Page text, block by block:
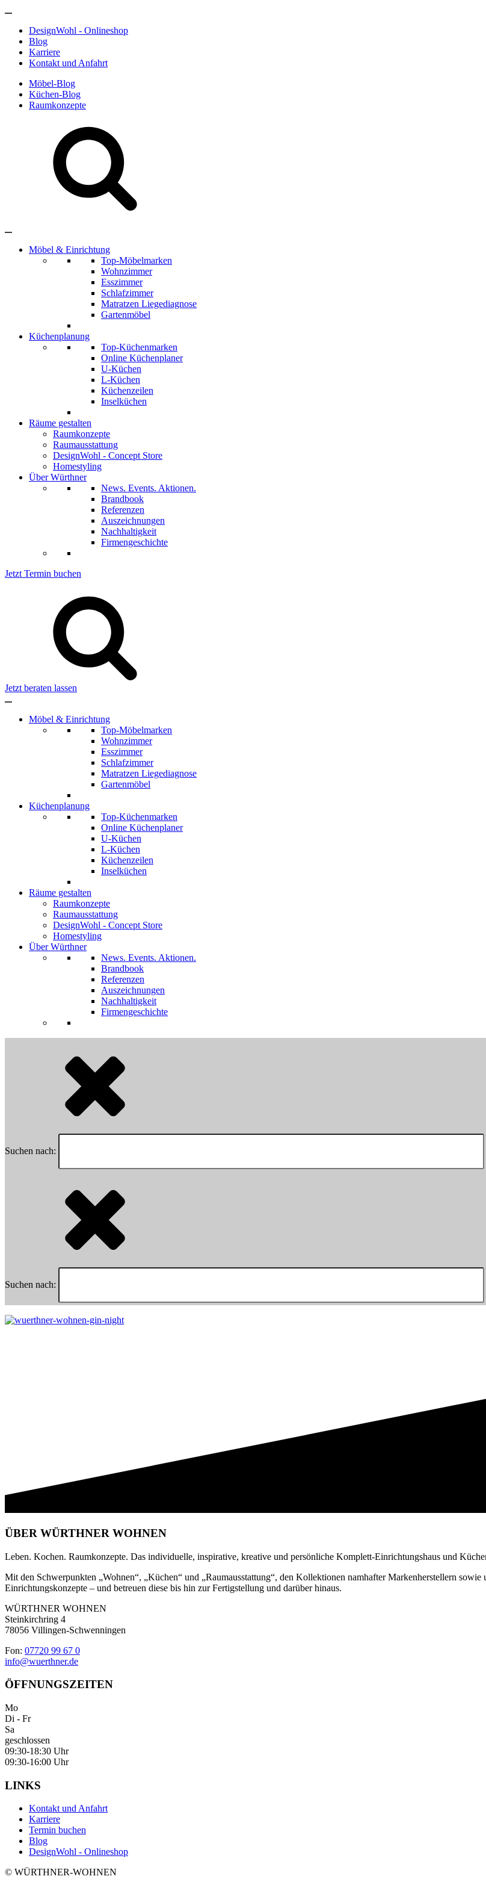
DesignWohl - Onlineshop
Blog
Karriere
Kontakt und Anfahrt
Möbel-Blog
Küchen-Blog
Raumkonzepte
Möbel & Einrichtung
Top-Möbelmarken
Wohnzimmer
Esszimmer
Schlafzimmer
Matratzen Liegediagnose
Gartenmöbel
Küchenplanung
Top-Küchenmarken
Online Küchenplaner
U-Küchen
L-Küchen
Küchenzeilen
Inselküchen
Räume gestalten
Raumkonzepte
Raumausstattung
DesignWohl - Concept Store
Homestyling
Über Würthner
News. Events. Aktionen.
Brandbook
Referenzen
Auszeichnungen
Nachhaltigkeit
Firmengeschichte
Jetzt Termin buchen
Jetzt beraten lassen
Möbel & Einrichtung
Top-Möbelmarken
Wohnzimmer
Esszimmer
Schlafzimmer
Matratzen Liegediagnose
Gartenmöbel
Küchenplanung
Top-Küchenmarken
Online Küchenplaner
U-Küchen
L-Küchen
Küchenzeilen
Inselküchen
Räume gestalten
Raumkonzepte
Raumausstattung
DesignWohl - Concept Store
Homestyling
Über Würthner
News. Events. Aktionen.
Brandbook
Referenzen
Auszeichnungen
Nachhaltigkeit
Firmengeschichte
Suchen nach:
Suchen nach:
ÜBER WÜRTHNER WOHNEN
Leben. Kochen. Raumkonzepte. Das individuelle, inspirative, kreative und persönliche Komplett-Einrichtungshaus und
Mit den Schwerpunkten „Wohnen“, „Küchen“ und „Raumausstattung“, den Kollektionen namhafter Markenherstellern
Einrichtungskonzepte – und betreuen diese bis hin zur Fertigstellung und darüber hinaus.
WÜRTHNER WOHNEN
Steinkirchring 4
78056 Villingen-Schwenningen
Fon: 07720 99 67 0
info@wuerthner.de
ÖFFNUNGSZEITEN
Mo
Di - Fr
Sa
geschlossen
09:30-18:30 Uhr
09:30-16:00 Uhr
LINKS
Kontakt und Anfahrt
Karriere
Termin buchen
Blog
DesignWohl - Onlineshop
© WÜRTHNER-WOHNEN